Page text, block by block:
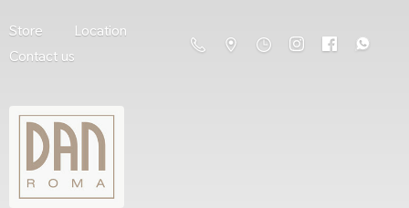
Store
Location
Contact us